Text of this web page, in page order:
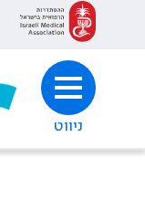
ניווט